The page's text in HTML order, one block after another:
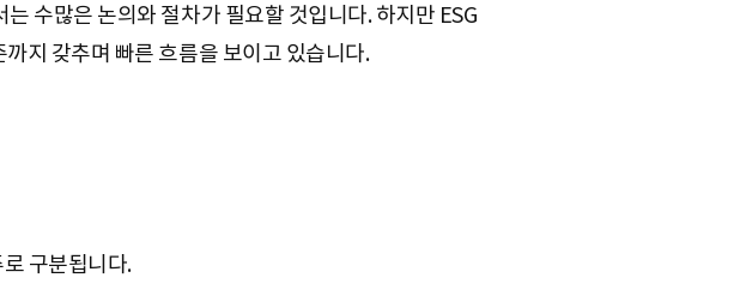
수많은 논의와 절차가 필요할 것입니다. 하지만 ESG
지 갖추며 빠른 흐름을 보이고 있습니다.
구분됩니다.